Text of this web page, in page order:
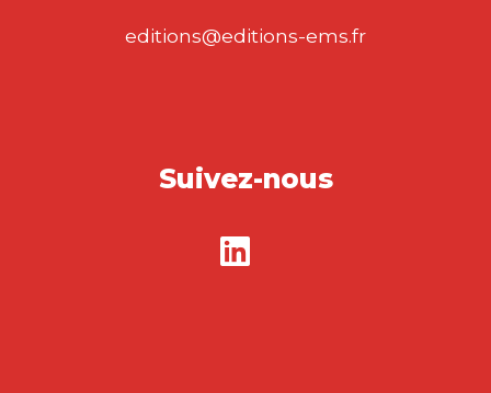
editions@editions-ems.fr
Suivez-nous